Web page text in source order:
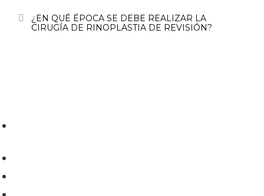
¿EN QUÉ ÉPOCA SE DEBE REALIZAR LA
CIRUGÍA DE RINOPLASTIA DE REVISIÓN?